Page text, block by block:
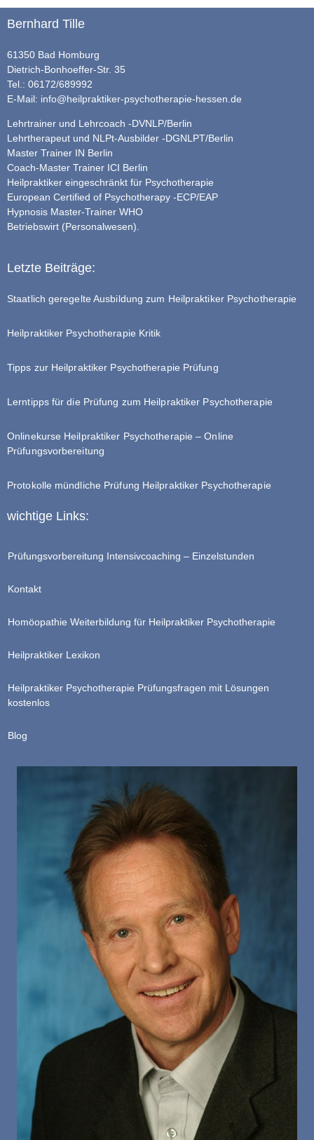
Bernhard Tille
61350 Bad Homburg
Dietrich-Bonhoeffer-Str. 35
Tel.: 06172/689992
E-Mail: info@heilpraktiker-psychotherapie-hessen.de
Lehrtrainer und Lehrcoach -DVNLP/Berlin
Lehrtherapeut und NLPt-Ausbilder -DGNLPT/Berlin
Master Trainer IN Berlin
Coach-Master Trainer ICI Berlin
Heilpraktiker eingeschränkt für Psychotherapie
European Certified of Psychotherapy -ECP/EAP
Hypnosis Master-Trainer WHO
Betriebswirt (Personalwesen).
Letzte Beiträge:
Staatlich geregelte Ausbildung zum Heilpraktiker Psychotherapie
Heilpraktiker Psychotherapie Kritik
Tipps zur Heilpraktiker Psychotherapie Prüfung
Lerntipps für die Prüfung zum Heilpraktiker Psychotherapie
Onlinekurse Heilpraktiker Psychotherapie – Online
Prüfungsvorbereitung
Protokolle mündliche Prüfung Heilpraktiker Psychotherapie
wichtige Links:
Prüfungsvorbereitung Intensivcoaching – Einzelstunden
Kontakt
Homöopathie Weiterbildung für Heilpraktiker Psychotherapie
Heilpraktiker Lexikon
Heilpraktiker Psychotherapie Prüfungsfragen mit Lösungen
kostenlos
Blog